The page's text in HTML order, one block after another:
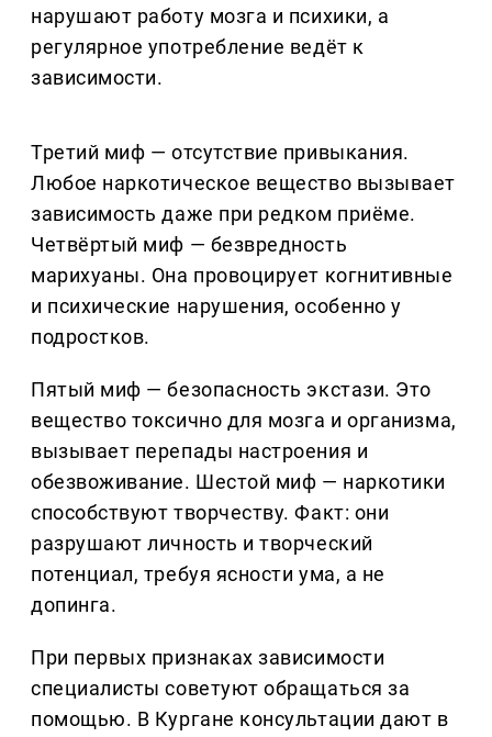
нарушают работу мозга и психики, а
регулярное употребление ведёт к
зависимости.
Третий миф — отсутствие привыкания.
Любое наркотическое вещество вызывает
зависимость даже при редком приёме.
Четвёртый миф — безвредность
марихуаны. Она провоцирует когнитивные
и психические нарушения, особенно у
подростков.
Пятый миф — безопасность экстази. Это
вещество токсично для мозга и организма,
вызывает перепады настроения и
обезвоживание. Шестой миф — наркотики
способствуют творчеству. Факт: они
разрушают личность и творческий
потенциал, требуя ясности ума, а не
допинга.
При первых признаках зависимости
специалисты советуют обращаться за
помощью. В Кургане консультации дают в